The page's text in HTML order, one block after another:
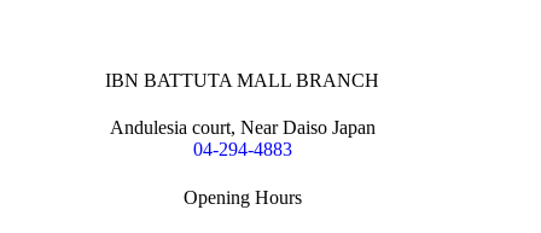
IBN BATTUTA MALL BRANCH
Andulesia court, Near Daiso Japan
04-294-4883
Opening Hours